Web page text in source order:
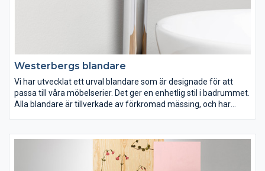
Westerbergs blandare
Vi har utvecklat ett urval blandare som är designade för att
passa till våra möbelserier. Det ger en enhetlig stil i badrummet.
Alla blandare är tillverkade av förkromad mässing, och har